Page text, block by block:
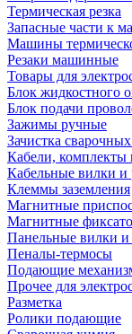
Термическая резка
Запасные части к
Машины
Резаки машинные
Товары для
Блок жидкостного
Блок подачи
Зажимы ручные
Зачистка
Кабели, комплекты
Кабельные вилки и
Клеммы заземления
Магнитные
Магнитные
Панельные вилки и
Пеналы-термосы
Подающие
Прочее для
Разметка
Ролики подающие